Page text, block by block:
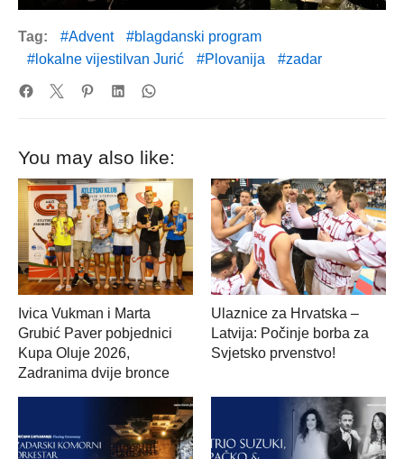
Tag: Advent
blagdanski program
lokalne vijestiIvan Jurić
Plovanija zadar
You may also like:
Ivica Vukman i Marta
Grubić Paver pobjednici
Kupa Oluje 2026,
Zadranima dvije bronce
Ulaznice za Hrvatska –
Latvija: Počinje borba za
Svjetsko prvenstvo!